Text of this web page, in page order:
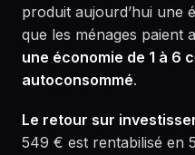
produit aujourd’hui une
que les ménages paient
une économie de 1 à 6
autoconsommé.
Le retour sur
549 € est rentabilisé en